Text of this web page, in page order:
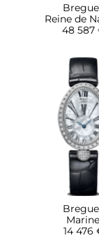
Reine de
48 587
Marine
14 476